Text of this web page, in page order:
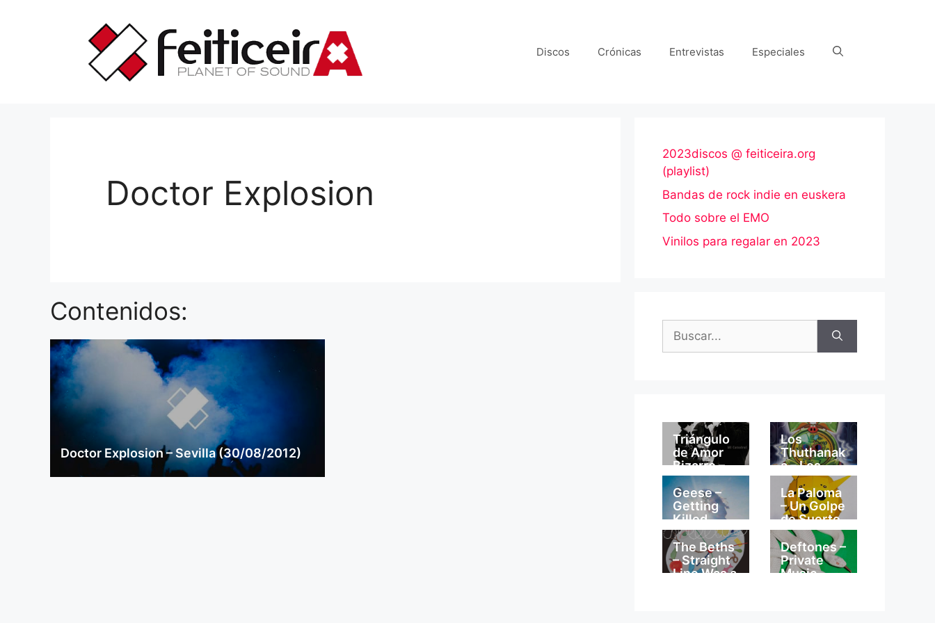
Discos Crónicas Entrevistas Especiales
Doctor Explosion
Contenidos:
Doctor Explosion – Sevilla (30/08/2012)
2023discos @ feiticeira.org
(playlist)
Bandas de rock indie en euskera
Todo sobre el EMO
Vinilos para regalar en 2023
Triángulo
de Amor
Bizarro –
Mi
Catedral
Los
Thuthanak
a – Los
Thuthanak
a
Geese –
Getting
Killed
La Paloma
– Un Golpe
de Suerte
The Beths
– Straight
Line Was a
Deftones –
Private
Music